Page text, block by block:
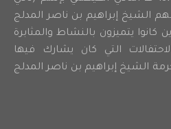
الشيخ إبراهيم بن ناصر المدلج
يتميزون بالنشاط والمثابرة
التي كان يشارك فيها
الشيخ إبراهيم بن ناصر المدلج